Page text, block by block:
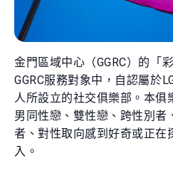
金門區域中心（GGRC）的「
GGRC服務對象中，自認屬於
人所設立的社交俱樂部。本俱
男同性戀、雙性戀、跨性別者
者、對性取向感到好奇或正在
入。